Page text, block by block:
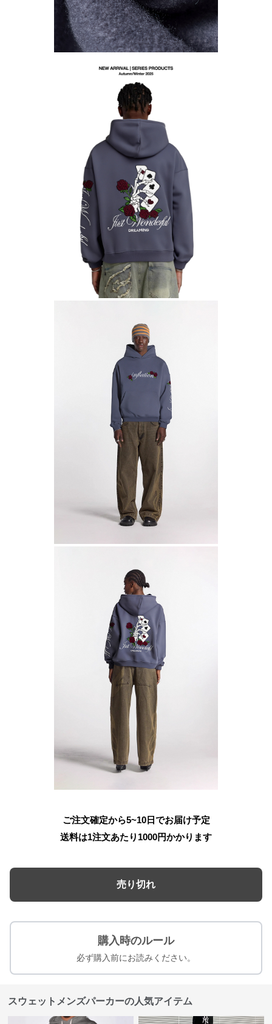
ご注文確定から5~10日でお届け予定
送料は1注文あたり 1000円かかります
売り切れ
購入時のルール
必ず購入前にお読みください。
スウェットメンズパーカーの人気アイテム